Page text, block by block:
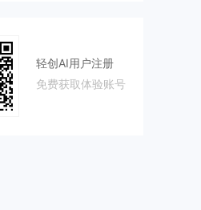
轻创AI用户注册
免费获取体验账号